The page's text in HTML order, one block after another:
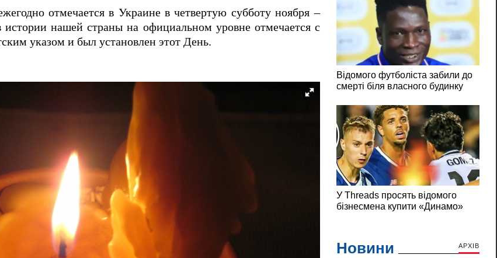
отмечается в Украине в четвертую субботу ноября –
истории нашей страны на официальном уровне отмечается с
указом и был установлен этот День.
Новини АРХІВ